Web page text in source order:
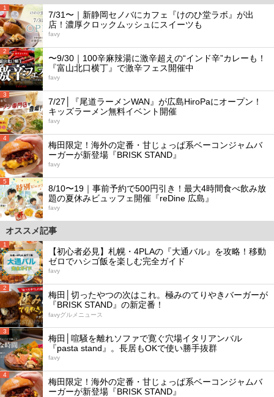
1
7/31〜｜新静岡セノバにカフェ『けのひ堂ラボ』が出
店！濃厚クロックムッシュにスイーツも
favy
2
〜9/30｜100辛麻辣湯に激辛超えの“インド辛”カレーも！
『富山北口横丁』で激辛フェス開催中
favy
3
7/27│『尾道ラーメンWAN』が広島HiroPaにオープン！
キッズラーメン無料イベント開催
favy
4
梅田限定！海外の定番・甘じょっぱ系ベーコンジャムバ
ーガーが新登場『BRISK STAND』
favy
5
8/10〜19｜事前予約で500円引き！最大4時間食べ飲み放
題の夏休みビュッフェ開催『reDine 広島』
favy
オススメ記事
1
【初心者必見】札幌・4PLAの『大通バル』を攻略！移動
ゼロでハシゴ飯を楽しむ完全ガイド
favy
2
梅田│切ったやつの次はこれ。極みのてりやきバーガーが
『BRISK STAND』の新定番！
favyグルメニュース
3
梅田│喧騒を離れソファで寛ぐ穴場イタリアンバル
『pasta stand』。長居もOKで使い勝手抜群
favy
4
梅田限定！海外の定番・甘じょっぱ系ベーコンジャムバ
ーガーが新登場『BRISK STAND』